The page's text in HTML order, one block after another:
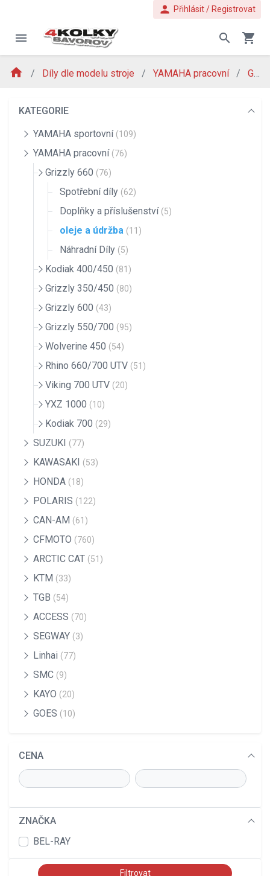
person Přihlásit / Registrovat
menu search shopping_cart
home Díly dle modelu stroje YAMAHA pracovní Grizzly 660
KATEGORIE
YAMAHA sportovní (109)
YAMAHA pracovní (76)
Grizzly 660 (76)
Spotřební díly (62)
Doplňky a příslušenství (5)
oleje a údržba (11)
Náhradní Díly (5)
Kodiak 400/450 (81)
Grizzly 350/450 (80)
Grizzly 600 (43)
Grizzly 550/700 (95)
Wolverine 450 (54)
Rhino 660/700 UTV (51)
Viking 700 UTV (20)
YXZ 1000 (10)
Kodiak 700 (29)
SUZUKI (77)
KAWASAKI (53)
HONDA (18)
POLARIS (122)
CAN-AM (61)
CFMOTO (760)
ARCTIC CAT (51)
KTM (33)
TGB (54)
ACCESS (70)
SEGWAY (3)
Linhai (77)
SMC (9)
KAYO (20)
GOES (10)
CENA
ZNAČKA
BEL-RAY